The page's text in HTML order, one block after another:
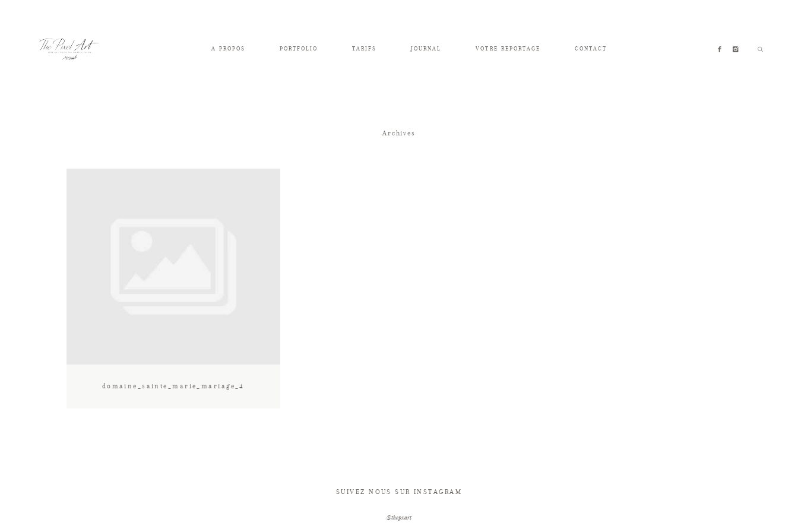
A PROPOS PORTFOLIO TARIFS JOURNAL VOTRE REPORTAGE CONTACT
Archives
domaine_sainte_marie_mariage_4
SUIVEZ NOUS SUR INSTAGRAM
@thepxart